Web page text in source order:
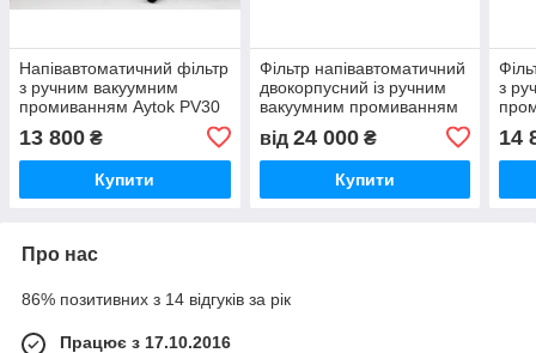
Напівавтоматичний фільтр
з ручним вакуумним
промиванням Aytok PV30
13 800 ₴
Купити
Фільтр напівавтоматичний
двокорпусний із ручним
вакуумним промиванням
від 24 000₴
Купити
з
14
Про нас
86% позитивних з 14 відгуків за рік
Працює з 17.10.2016